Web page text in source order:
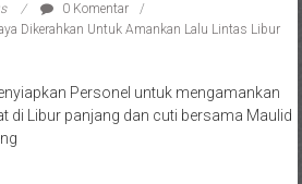
0 Komentar
Dikerahkan Untuk Amankan Lalu Lintas Libur
Personel untuk mengamankan
di Libur panjang dan cuti bersama Maulid